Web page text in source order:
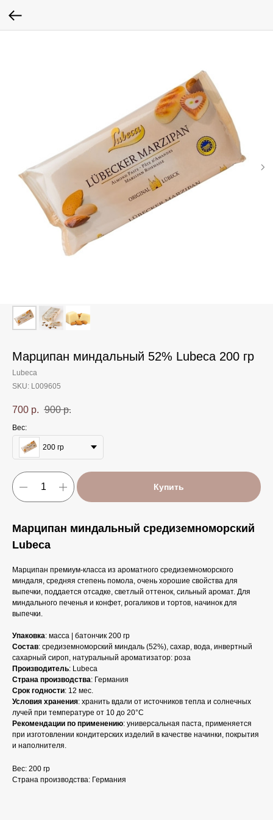
Марципан миндальный 52% Lubeca 200 гр
Lubeca
SKU: L009605
700 р. 900 р.
Вес:
200 гр
Купить
Марципан миндальный средиземноморский
Lubeca
Марципан премиум-класса из ароматного средиземноморского
миндаля, средняя степень помола, очень хорошие свойства для
выпечки, поддается отсадке, светлый оттенок, сильный аромат. Для
миндального печенья и конфет, рогаликов и тортов, начинок для
выпечки.
Упаковка: масса | батончик 200 гр
Состав: средиземноморский миндаль (52%), сахар, вода, инвертный
сахарный сироп, натуральный ароматизатор: роза
Производитель: Lubeca
Страна производства: Германия
Срок годности: 12 мес.
Условия хранения: хранить вдали от источников тепла и солнечных
лучей при температуре от 10 до 20°C
Рекомендации по применению: универсальная паста, применяется
при изготовлении кондитерских изделий в качестве начинки, покрытия
и наполнителя.
Вес: 200 гр
Страна производства: Германия